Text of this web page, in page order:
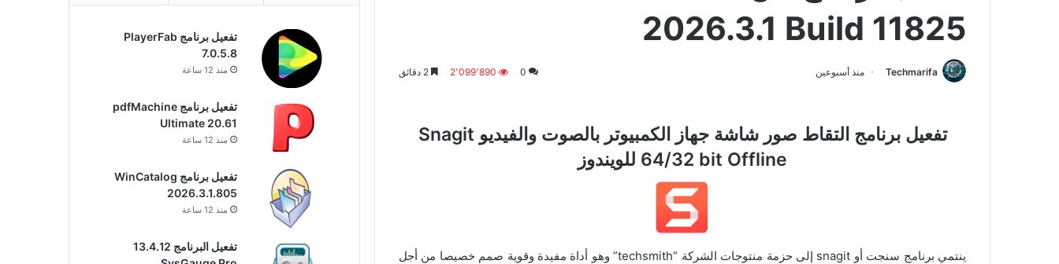
2026.3.1 Build 11825
Techmarifa منذ أسبوعين 0 2٬099٬890
تفعيل برنامج التقاط صور شاشة جهاز الكمبيوتر بالصوت والفيديو Snagit
64/32 bit Offline للويندوز
ينتمي برنامج سنجت أو snagit إلى حزمة منتوجات الشركة “techsmith” وهو أداة مفيدة وقوية صمم خصيصا من أجل
تفعيل برنامج PlayerFab
7.0.5.8
منذ 12 ساعة
تفعيل برنامج pdfMachine
Ultimate 20.61
منذ 12 ساعة
تفعيل برنامج WinCatalog
2026.3.1.805
منذ 12 ساعة
تفعيل البرنامج 13.4.12